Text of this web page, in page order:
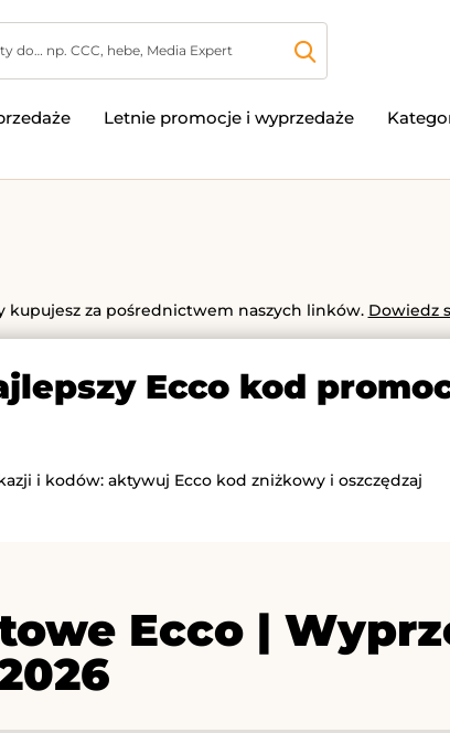
Letnie promocje i wyprzedaże
kupujesz za pośrednictwem naszych linków. Dowiedz
Ecco kod
i kodów: aktywuj Ecco kod zniżkowy i oszczędzaj
Ecco |